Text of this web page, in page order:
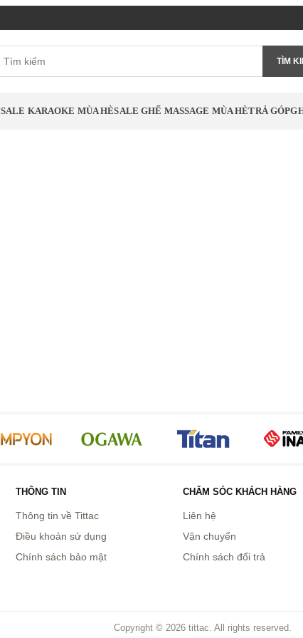
TÌM
SALE KARAOKE MÙA HÈSALE GHẾ MASSAGE MÙA HÈTRẢ GÓP
THÔNG TIN
Thông tin về Tittac
Điều khoản sử dụng
Chính sách bảo mật
CHĂM SÓC KHÁCH HÀNG
Liên hệ
Vận chuyển
Chính sách đổi trả
Copyright © 2026 tittac. All rights reserved.